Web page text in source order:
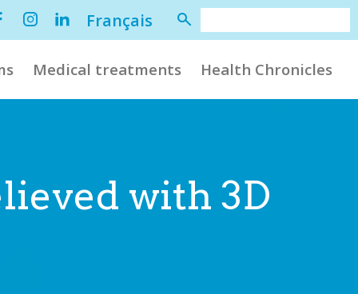
Français
Medical treatments Health Chronicles
with 3D